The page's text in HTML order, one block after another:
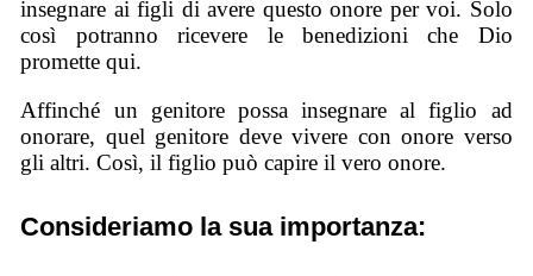
insegnare ai figli di avere questo onore per voi. Solo
così potranno ricevere le benedizioni che Dio
promette qui.
Affinché un genitore possa insegnare al figlio ad
onorare, quel genitore deve vivere con onore verso
gli altri. Così, il figlio può capire il vero onore.
Consideriamo la sua importanza: